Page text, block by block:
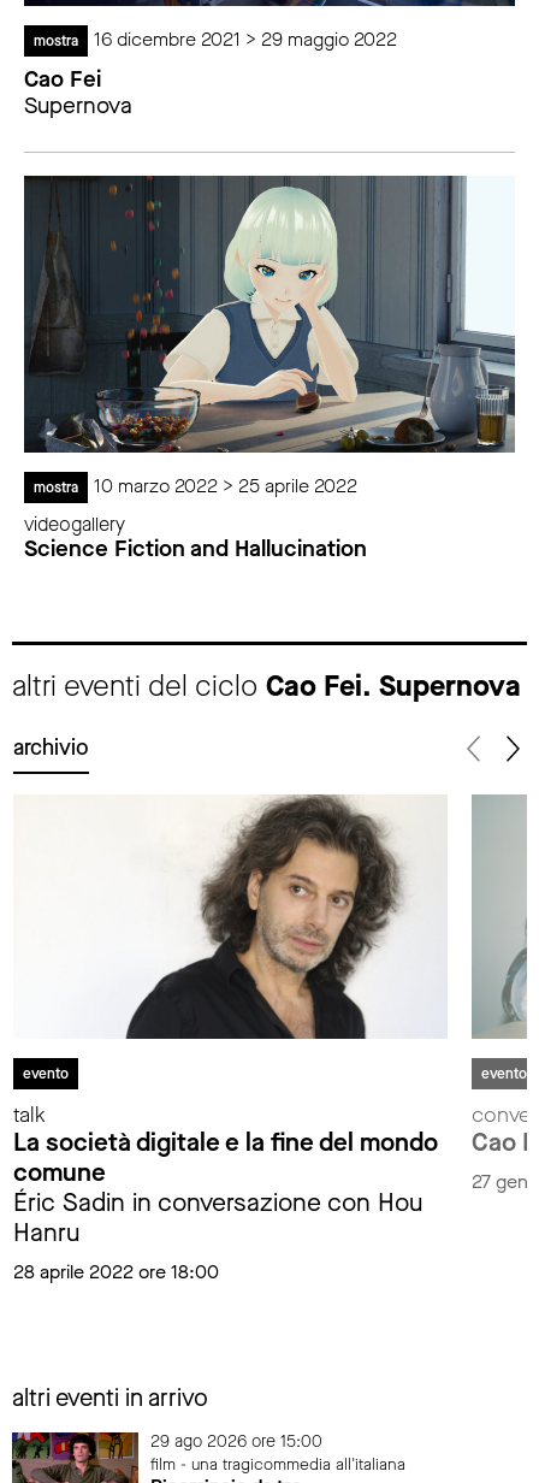
mostra 16 dicembre 2021 > 29 maggio 2022
Cao Fei
Supernova
mostra
10 marzo 2022 > 25 aprile 2022
videogallery
Science Fiction and Hallucination
altri eventi del ciclo Cao Fei. Supernova
archivio
evento
talk
La società digitale e la fine del mondo
comune
Éric Sadin in conversazione con Hou
Hanru
28 aprile 2022 ore 18:00
evento
Cao
27
altri eventi in arrivo
29 ago 2026 ore 15:00
film - una tragicommedia all'italiana